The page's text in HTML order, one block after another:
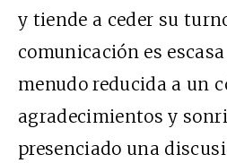
y tiende a ceder su
comunicación es
menudo reducida a un
agradecimientos y
presenciado una